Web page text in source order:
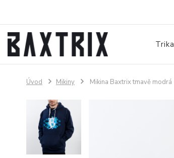
Trika
Úvod Mikiny Mikina Baxtrix tmavě modrá